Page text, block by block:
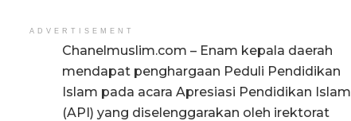
ADVERTISEMENT
Chanelmuslim.com – Enam kepala daerah
mendapat penghargaan Peduli Pendidikan
Islam pada acara Apresiasi Pendidikan Islam
(API) yang diselenggarakan oleh irektorat